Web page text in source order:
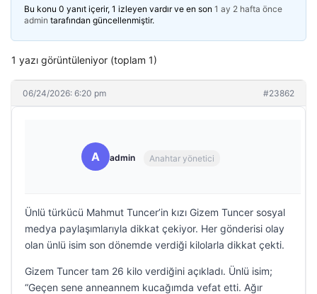
Bu konu 0 yanıt içerir, 1 izleyen vardır ve en son 1 ay 2 hafta önce
admin tarafından güncellenmiştir.
1 yazı görüntüleniyor (toplam 1)
06/24/2026: 6:20 pm #23862
A admin Anahtar yönetici
Ünlü türkücü Mahmut Tuncer’in kızı Gizem Tuncer sosyal
medya paylaşımlarıyla dikkat çekiyor. Her gönderisi olay
olan ünlü isim son dönemde verdiği kilolarla dikkat çekti.
Gizem Tuncer tam 26 kilo verdiğini açıkladı. Ünlü isim;
“Geçen sene anneannem kucağımda vefat etti. Ağır